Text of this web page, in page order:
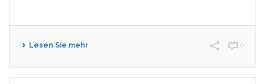
Lesen Sie mehr 0